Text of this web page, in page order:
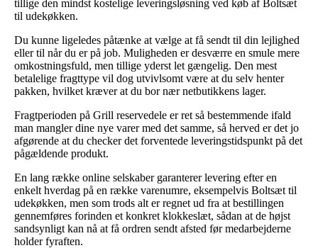
tillige den mindst kostelige leveringsløsning ved køb af Boltsæt
til udekøkken.
Du kunne ligeledes påtænke at vælge at få sendt til din lejlighed
eller til når du er på job. Muligheden er desværre en smule mere
omkostningsfuld, men tillige yderst let gængelig. Den mest
betalelige fragttype vil dog utvivlsomt være at du selv henter
pakken, hvilket kræver at du bor nær netbutikkens lager.
Fragtperioden på Grill reservedele er ret så bestemmende ifald
man mangler dine nye varer med det samme, så herved er det jo
afgørende at du checker det forventede leveringstidspunkt på det
pågældende produkt.
En lang række online selskaber garanterer levering efter en
enkelt hverdag på en række varenumre, eksempelvis Boltsæt til
udekøkken, men som trods alt er regnet ud fra at bestillingen
gennemføres forinden et konkret klokkeslæt, sådan at de højst
sandsynligt kan nå at få ordren sendt afsted før medarbejderne
holder fyraften.